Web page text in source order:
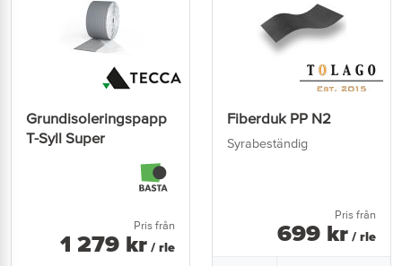
Grundisoleringspapp
T-Syll Super
Pris från
1 279 kr / rle
Fiberduk PP N2
Syrabeständig
Pris från
699 kr / rle